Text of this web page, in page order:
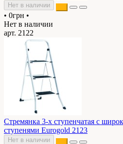
Нет в наличии
• 0грн •
Нет в наличии
арт. 2122
Стремянка 3-х ступенчатая с
ступенями Eurogold 2123
Нет в наличии